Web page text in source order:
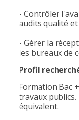
- Contrôler
audits qualité
- Gérer la
les bureaux de
Profil
Formation Bac
travaux publics,
équivalent.